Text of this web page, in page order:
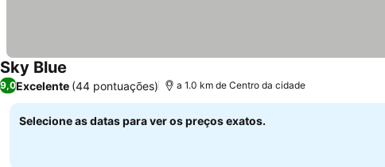
Sky Blue
9,0Excelente (44 pontuações) a 1.0 km de Centro da cidade
Selecione as datas para ver os preços exatos.